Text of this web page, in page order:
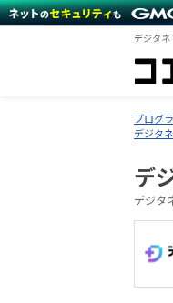
デジタネ
プログ
デジタ
デ
デジタ